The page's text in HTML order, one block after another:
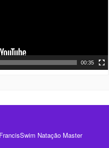
00:35
Natação Master